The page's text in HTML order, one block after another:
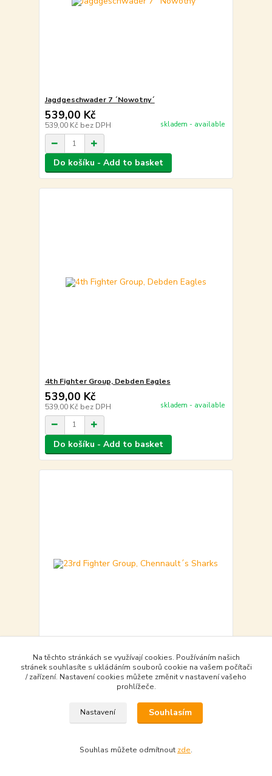
Jagdgeschwader 7 ´Nowotny´
539,00 Kč
539,00 Kč bez DPH skladem - available
Do košíku - Add to basket
4th Fighter Group, Debden Eagles
539,00 Kč
539,00 Kč bez DPH skladem - available
Do košíku - Add to basket
23rd Fighter Group, Chennault´s Sharks
539,00 Kč
Do košíku - Add to basket
Na těchto stránkách se využívají cookies. Používáním našich
stránek souhlasíte s ukládáním souborů cookie na vašem počítači
/ zařízení. Nastavení cookies můžete změnit v nastavení vašeho
prohlížeče.
Nastavení Souhlasím
Souhlas můžete odmítnout zde.